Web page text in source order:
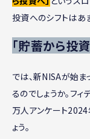
投資へのシフトはあ
「貯蓄から投
では、新NISAが始ま
るのでしょうか。フィ
万人アンケート2024
ょう。